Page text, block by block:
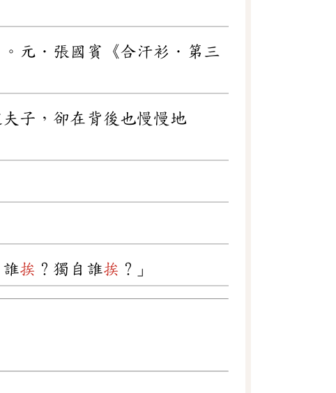
。元．張國賓《合汗衫．第三
子，卻在背後也慢慢地
挨 ？獨自誰挨 ？」